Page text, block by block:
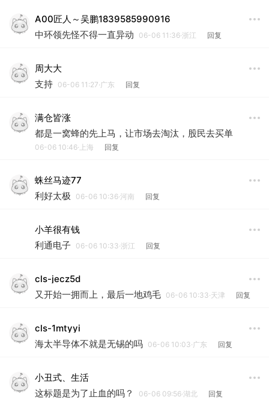
A00匠人～吴鹏1839585990916
中环领先怪不得一直异动
06-06 11:36·浙江 回复
周大大
支持 06-06 11:27·广东 回复
满仓皆涨
都是一窝蜂的先上马，让市场去淘汰，股民去买单
06-06 10:46·上海 回复
蛛丝马迹77
利好太极
06-06 10:36·河南 回复
小羊很有钱
利通电子 06-06 10:33·浙江 回复
cls-jecz5d
又开始一拥而上，最后一地鸡毛 06-06 10:33·天津 回复
cls-1mtyyi
海太半导体不就是无锡的吗 06-06 10:03·广东 回复
小丑式、生活
这标题是为了止血的吗？
06-06 09:56·湖北 回复